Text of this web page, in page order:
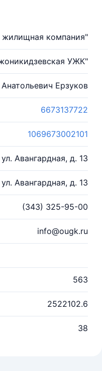
компания"
УЖК"
Ерзуков
6673137722
1069673002101
Авангардная, д. 13
Авангардная, д. 13
(343) 325-95-00
info@ougk.ru
563
2522102.6
38